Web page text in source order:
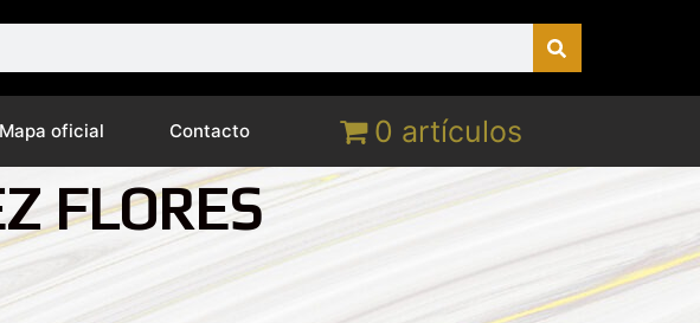
Mapa oficial Contacto 0 artículos
FLORES